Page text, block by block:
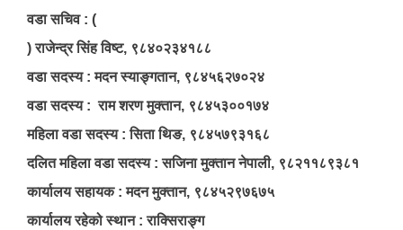
वडा सचिव : (
) राजेन्द्र सिंह विष्ट, ९८४०२३४१८८
वडा सदस्य : मदन स्याङ्गतान, ९८४५६२७०२४
वडा सदस्य : राम शरण मुक्तान, ९८४५३००१७४
महिला वडा सदस्य : सिता थिङ, ९८४५७९३१६८
दलित महिला वडा सदस्य : सजिना मुक्तान नेपाली, ९८२११८९३८१
कार्यालय सहायक : मदन मुक्तान, ९८४५२९७६७५
कार्यालय रहेको स्थान : राक्सिराङ्ग